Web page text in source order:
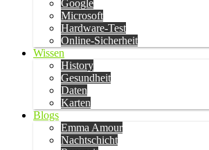
Google
Microsoft
Hardware-Test
Online-Sicherheit
Wissen
History
Gesundheit
Daten
Karten
Blogs
Emma Amour
Nachtschicht